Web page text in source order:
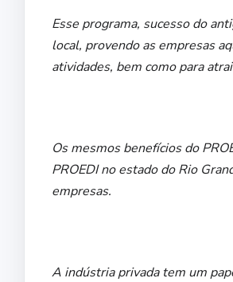
Esse programa, sucesso do
local, provendo as empresas
atividades, bem como para
Os mesmos benefícios do
PROEDI no estado do Rio
empresas.
A indústria privada tem um